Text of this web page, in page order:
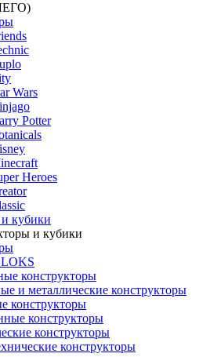
Wars
Potter
Heroes
кубики
и кубики
конструкторы
и металлические конструкторы
конструкторы
конструкторы
конструкторы
конструкторы